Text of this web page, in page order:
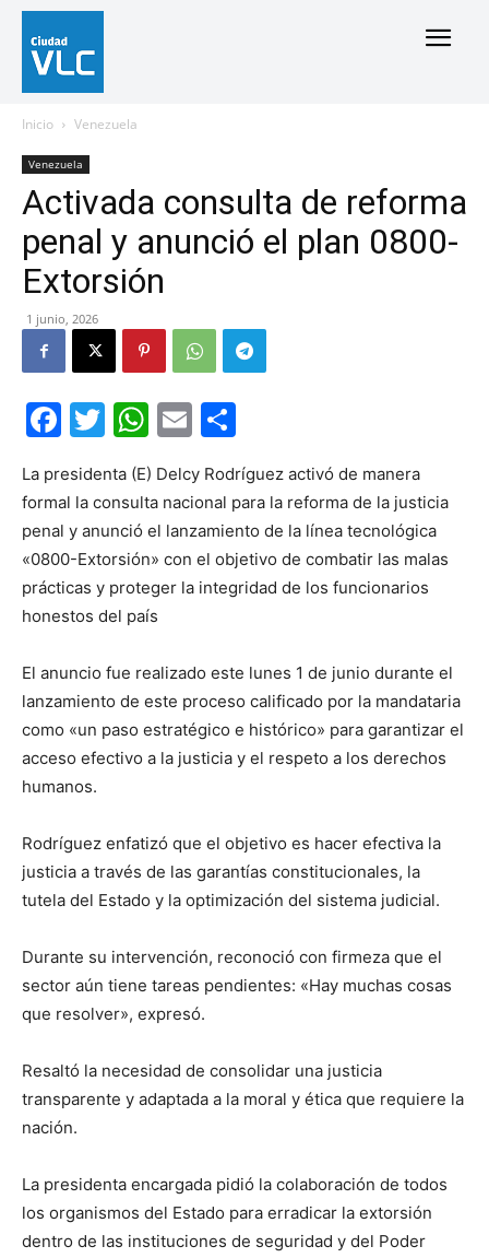
Inicio Venezuela
Venezuela
Activada consulta de reforma
penal y anunció el plan 0800-
Extorsión
1 junio, 2026
Facebook
Twitter
WhatsApp
Email
La presidenta (E) Delcy Rodríguez activó de manera
formal la consulta nacional para la reforma de la justicia
penal y anunció el lanzamiento de la línea tecnológica
«0800-Extorsión» con el objetivo de combatir las malas
prácticas y proteger la integridad de los funcionarios
honestos del país
El anuncio fue realizado este lunes 1 de junio durante el
lanzamiento de este proceso calificado por la mandataria
como «un paso estratégico e histórico» para garantizar el
acceso efectivo a la justicia y el respeto a los derechos
humanos.
Rodríguez enfatizó que el objetivo es hacer efectiva la
justicia a través de las garantías constitucionales, la
tutela del Estado y la optimización del sistema judicial.
Durante su intervención, reconoció con firmeza que el
sector aún tiene tareas pendientes: «Hay muchas cosas
que resolver», expresó.
Resaltó la necesidad de consolidar una justicia
transparente y adaptada a la moral y ética que requiere la
nación.
La presidenta encargada pidió la colaboración de todos
los organismos del Estado para erradicar la extorsión
dentro de las instituciones de seguridad y del Poder